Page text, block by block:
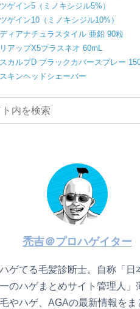
ツゲイン5（ミノキシジル5%）
ツゲイン10（ミノキシジル10%）
ディアナチュラスタイル 亜鉛 90粒
リアップX5プラスネオ 60mL
スカルプD ブラックカバースプレー
スキンヘッドシェーバー
禿吉＠プロハゲイター
ハゲてる毛髪診断士。自称「日
一のハゲまとめサイト管理人」
毛やハゲ、AGAの最新情報をま